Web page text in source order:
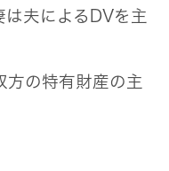
は夫によるDVを主
方の特有財産の主